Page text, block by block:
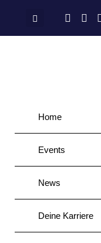
Home
Events
News
Deine Karriere